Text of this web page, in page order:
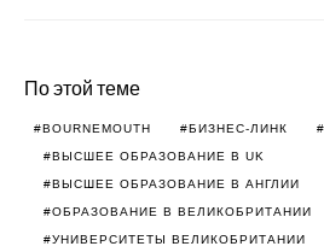
По этой теме
BOURNEMOUTH БИЗНЕС-ЛИНК
ВЫСШЕЕ ОБРАЗОВАНИЕ В UK
ВЫСШЕЕ ОБРАЗОВАНИЕ В АНГЛИИ
ОБРАЗОВАНИЕ В ВЕЛИКОБРИТАНИИ
УНИВЕРСИТЕТЫ ВЕЛИКОБРИТАНИИ